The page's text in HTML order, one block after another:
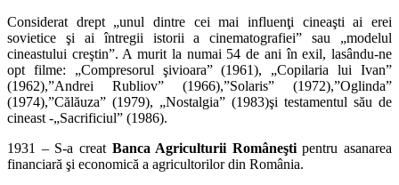
Considerat drept „unul dintre cei mai influenţi cineaşti ai erei
sovietice şi ai întregii istorii a cinematografiei” sau „modelul
cineastului creştin”. A murit la numai 54 de ani în exil, lasându-ne
opt filme: „Compresorul şivioara” (1961), „Copilaria lui Ivan”
(1962),”Andrei Rubliov” (1966),”Solaris” (1972),”Oglinda”
(1974),”Călăuza” (1979), „Nostalgia” (1983)şi testamentul său de
cineast -„Sacrificiul” (1986).
1931 – S-a creat Banca Agriculturii Româneştipentru asanarea
financiară şi economică a agricultorilor din România.